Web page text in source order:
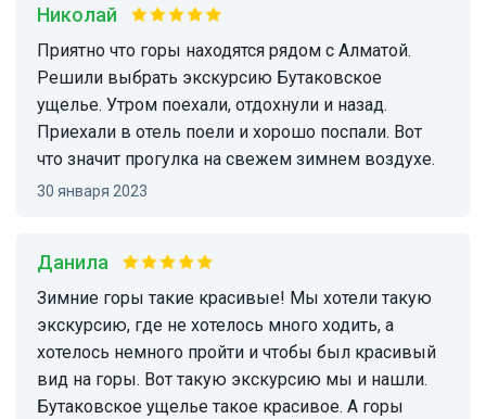
Николай
Приятно что горы находятся рядом с Алматой.
Решили выбрать экскурсию Бутаковское
ущелье. Утром поехали, отдохнули и назад.
Приехали в отель поели и хорошо поспали. Вот
что значит прогулка на свежем зимнем воздухе.
30 января 2023
Данила
Зимние горы такие красивые! Мы хотели такую
экскурсию, где не хотелось много ходить, а
хотелось немного пройти и чтобы был красивый
вид на горы. Вот такую экскурсию мы и нашли.
Бутаковское ущелье такое красивое. А горы